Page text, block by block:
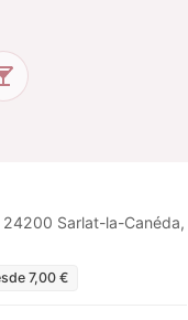
24200 Sarlat-la-Canéda,
7,00 €